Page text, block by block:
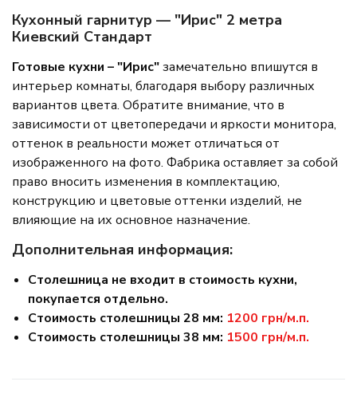
Кухонный гарнитур — "Ирис" 2 метра
Киевский Стандарт
Готовые кухни – "Ирис"замечательно впишутся в
интерьер комнаты, благодаря выбору различных
вариантов цвета. Обратите внимание, что в
зависимости от цветопередачи и яркости монитора,
оттенок в реальности может отличаться от
изображенного на фото. Фабрика оставляет за собой
право вносить изменения в комплектацию,
конструкцию и цветовые оттенки изделий, не
влияющие на их основное назначение.
Дополнительная информация:
Столешница не входит в стоимость кухни,
покупается отдельно.
Стоимость столешницы 28 мм: 1200 грн/м.п.
Стоимость столешницы 38 мм: 1500 грн/м.п.